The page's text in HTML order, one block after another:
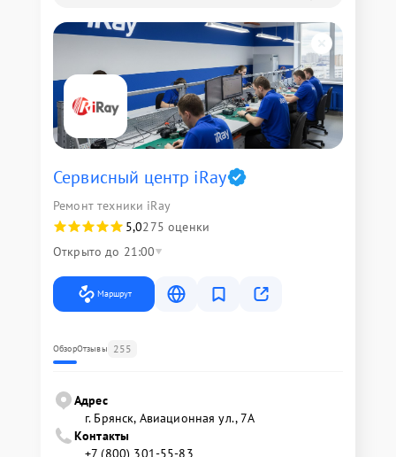
Сервисный центр iRay
Ремонт техники iRay
5,0275 оценки
Открыто до 21:00
Маршрут
ОбзорОтзывы 255
Адрес
г. Брянск, Авиационная ул., 7А
Контакты
+7 (800) 301-55-83